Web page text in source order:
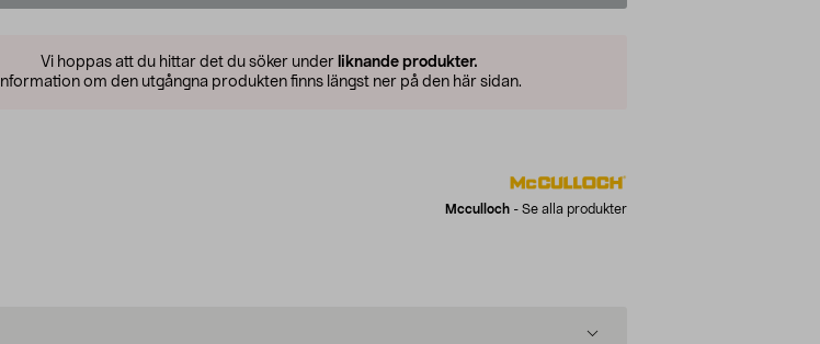
Vi hoppas att du hittar det du söker under liknande produkter.
Information om den utgångna produkten finns längst ner på den här sidan.
Mcculloch - Se alla produkter